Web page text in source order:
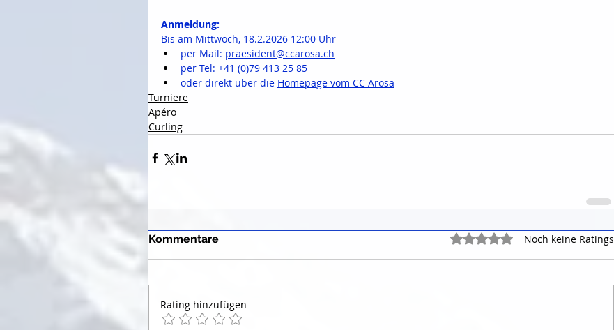
Anmeldung:
Bis am Mittwoch, 18.2.2026 12:00 Uhr
per Mail: praesident@ccarosa.ch
per Tel: +41 (0)79 413 25 85
oder direkt über die Homepage vom CC Arosa
Turniere
Apéro
Curling
Kommentare Mit 0 von 5 Sternen bewertet.
Noch keine Ratings
Rating hinzufügen